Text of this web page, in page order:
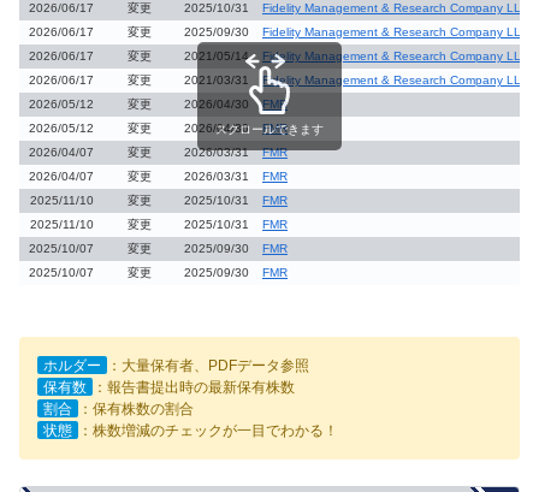
2026/06/17
変更 2025/10/31
Fidelity Management & Research Company LLC
2026/06/17
変更 2025/09/30
Fidelity Management & Research Company LLC
2026/06/17
変更 2021/05/14
Fidelity Management & Research Company LLC
2026/06/17
変更 2021/03/31
Fidelity Management & Research Company LLC
2026/05/12
変更 2026/04/30
FMR
2026/05/12
変更 2026/04/30
FMR
2026/04/07
変更 2026/03/31
FMR
2026/04/07
変更 2026/03/31
FMR
2025/11/10
変更 2025/10/31
FMR
2025/11/10
変更 2025/10/31
FMR
2025/10/07
変更 2025/09/30
FMR
2025/10/07
変更 2025/09/30 FMR
スクロールできます
ホルダー
：大量保有者、PDFデータ参照
保有数
：報告書提出時の最新保有株数
割合
：保有株数の割合
状態
：株数増減のチェックが一目でわかる！